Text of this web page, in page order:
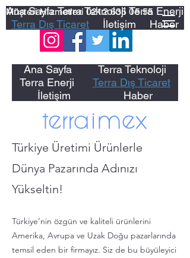
Ana Sayfa Terra Teknoloji Terra Enerji
Terra Dış Ticaret
İletişim Haber
Müşteri Hizmetleri0212 635 05 55
Ana Sayfa
Terra Teknoloji
Terra Enerji
Terra Dış Ticaret
İletişim
Haber
Türkiye Üretimi Ürünlerle
Dünya Pazarında Adınızı
Yükseltin!
Türkiye’nin özgün ve kaliteli ürünlerini
Amerika, Avrupa ve Uzak Doğu pazarlarında
temsil eden bir firmayız. Siz de bu büyüleyici